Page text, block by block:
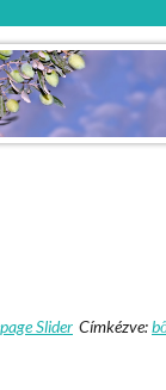
Slider Címkézve: